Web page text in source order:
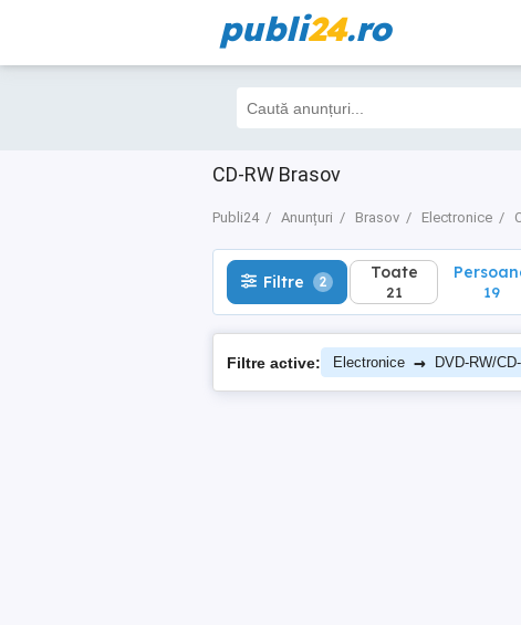
publi24.ro
CD-RW Brasov
Publi24 Anunțuri Brasov Electronice
Filtre 2 Toate
21
Filtre 2 Toate
21 19
Filtre active: Electronice → DVD-RW/